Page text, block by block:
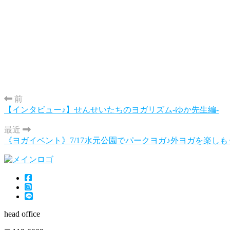
前
【インタビュー♪】せんせいたちのヨガリズム-ゆか先生編-
最近
《ヨガイベント》7/17水元公園でパークヨガ♪外ヨガを楽し
head office